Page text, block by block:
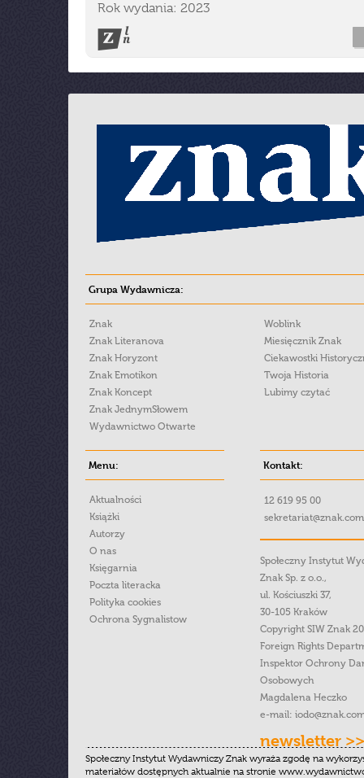
Rok wydania: 2023
Grupa Wydawnicza:
Znak
Znak Literanova
Znak Horyzont
Znak Emotikon
Znak Koncept
Znak JednymSłowem
Wydawnictwo Otwarte
Woblink
Miesięcznik Znak
Ciekawostki
Twoja Historia
Lubimy czytać
Menu:
Aktualności
Książki
Autorzy
O nas
Księgarnia
Poczta literacka
Polityka cookies
Ochrona Sygnalistow
Kontakt:
12 619 95 00
Społeczny Instytut
Znak Sp. z o.o.,
ul. Kościuszki 37,
30-105 Kraków
Copyright SIW Znak
Foreign Rights
Inspektor Ochrony
Osobowych
Magdalena Heczko
e-mail:
newsletter >>
Społeczny Instytut Wydawniczy Znak wyraża zgodę na
materiałów dostępnych aktualnie na stronie